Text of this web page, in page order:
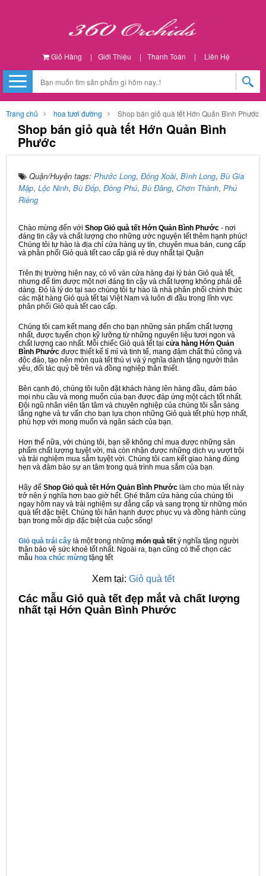
Giỏ Hàng | Giới Thiệu | Thanh Toán | Liên Hệ
Trang chủ hoa tươi đường Shop bán giỏ quà tết Hớn Quản Bình Phước
Shop bán giỏ quà tết Hớn Quản Bình
Phước
Quận/Huyện tags: Phước Long, Đồng Xoài, Bình Long, Bù Gia
Mập, Lộc Ninh, Bù Đốp, Đồng Phú, Bù Đăng, Chơn Thành, Phú
Riềng
Chào mừng đến với Shop Giỏ quà tết Hớn Quản Bình Phước - nơi
đáng tin cậy và chất lượng cho những ước nguyện tết thêm hạnh phúc!
Chúng tôi tự hào là địa chỉ cửa hàng uy tín, chuyên mua bán, cung cấp
và phân phối Giỏ quà tết cao cấp giá rẻ duy nhất tại Quận
Trên thị trường hiện nay, có vô vàn cửa hàng đại lý bán Giỏ quà tết,
nhưng để tìm được một nơi đáng tin cậy và chất lượng không phải dễ
dàng. Đó là lý do tại sao chúng tôi tự hào là nhà phân phối chính thức
các mặt hàng Giỏ quà tết tại Việt Nam và luôn đi đầu trong lĩnh vực
phân phối Giỏ quà tết cao cấp.
Chúng tôi cam kết mang đến cho bạn những sản phẩm chất lượng
nhất, được tuyển chọn kỹ lưỡng từ những nguyên liệu tươi ngon và
chất lượng cao nhất. Mỗi chiếc Giỏ quà tết tại cửa hàng Hớn Quản
Bình Phước được thiết kế tỉ mỉ và tinh tế, mang đậm chất thủ công và
độc đáo, tạo nên món quà tết thú vị và ý nghĩa dành tặng người thân
yêu, đối tác quý bề trên và đồng nghiệp thân thiết.
Bên cạnh đó, chúng tôi luôn đặt khách hàng lên hàng đầu, đảm bảo
mọi nhu cầu và mong muốn của bạn được đáp ứng một cách tốt nhất.
Đội ngũ nhân viên tận tâm và chuyên nghiệp của chúng tôi sẵn sàng
lắng nghe và tư vấn cho bạn lựa chọn những Giỏ quà tết phù hợp nhất,
phù hợp với mong muốn và ngân sách của bạn.
Hơn thế nữa, với chúng tôi, bạn sẽ không chỉ mua được những sản
phẩm chất lượng tuyệt vời, mà còn nhận được những dịch vụ vượt trội
và trải nghiệm mua sắm tuyệt vời. Chúng tôi cam kết giao hàng đúng
hẹn và đảm bảo sự an tâm trong quá trình mua sắm của bạn.
Hãy để Shop Giỏ quà tết Hớn Quản Bình Phước làm cho mùa tết này
trở nên ý nghĩa hơn bao giờ hết. Ghé thăm cửa hàng của chúng tôi
ngay hôm nay và trải nghiệm sự đẳng cấp và sang trọng từ những món
quà tết đặc biệt. Chúng tôi hân hạnh được phục vụ và đồng hành cùng
bạn trong mỗi dịp đặc biệt của cuộc sống!
Giỏ quà trái cây là một trong những món quà tết ý nghĩa tặng người
thân bảo vệ sức khoẻ tốt nhất. Ngoài ra, bạn cũng có thể chọn các
mẫu hoa chúc mừng tặng tết
Xem tại: Giỏ quà tết
Các mẫu Giỏ quà tết đẹp mắt và chất lượng
nhất tại Hớn Quản Bình Phước